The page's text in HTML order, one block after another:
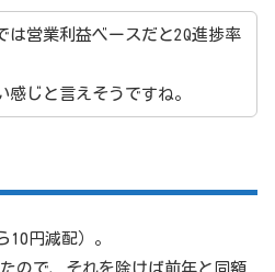
は営業利益ベースだと2Q進捗率
感じと言えそうですね。
10円減配）。
ので、それを除けば前年と同額